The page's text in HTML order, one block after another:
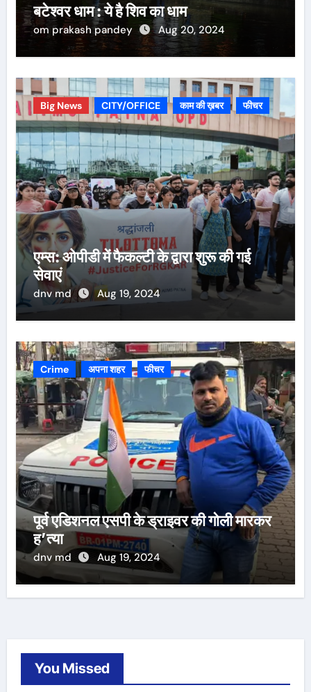
बटेश्वर धाम : ये है शिव का धाम
om prakash pandey Aug 20, 2024
Big News CITY/OFFICE काम की ख़बर फीचर
एम्स: ओपीडी में फैकल्टी के द्वारा शुरू की गई
सेवाएं
dnv md Aug 19, 2024
Crime अपना शहर फीचर
पूर्व एडिशनल एसपी के ड्राइवर की गोली मारकर
ह’त्या
dnv md Aug 19, 2024
You Missed